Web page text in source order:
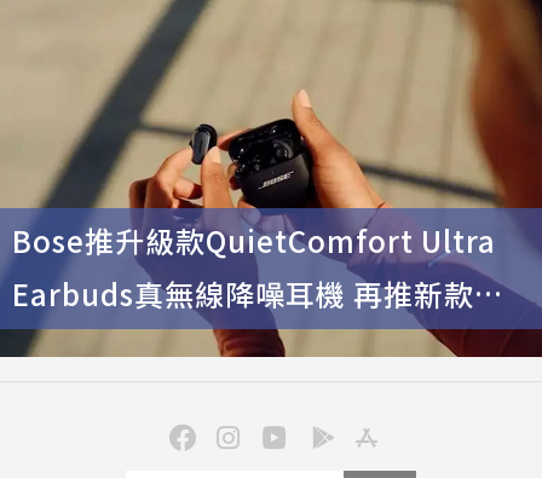
Bose推升級款QuietComfort Ultra
Earbuds真無線降噪耳機 再推新款行
動音響